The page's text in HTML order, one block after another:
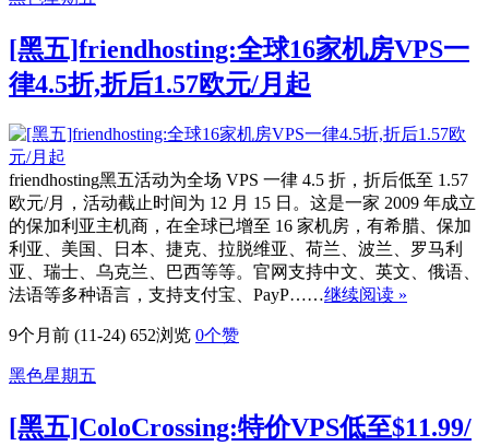
[黑五]friendhosting:全球16家机房VPS一
律4.5折,折后1.57欧元/月起
friendhosting黑五活动为全场 VPS 一律 4.5 折，折后低至 1.57
欧元/月，活动截止时间为 12 月 15 日。这是一家 2009 年成立
的保加利亚主机商，在全球已增至 16 家机房，有希腊、保加
利亚、美国、日本、捷克、拉脱维亚、荷兰、波兰、罗马利
亚、瑞士、乌克兰、巴西等等。官网支持中文、英文、俄语、
法语等多种语言，支持支付宝、PayP……继续阅读 »
9个月前 (11-24) 652浏览 0个赞
黑色星期五
[黑五]ColoCrossing:特价VPS低至$11.99/